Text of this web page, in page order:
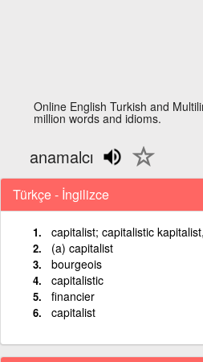
Online English Turkish and
million words and idioms.
anamalcı
Türkçe - İngilizce
capitalist; capitalistic
(a) capitalist
bourgeois
capitalistic
financier
capitalist